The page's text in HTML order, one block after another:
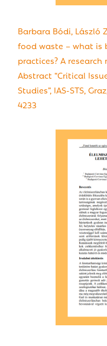
Barbara Bódi, László
food waste – what
practices? A
Abstract “Critical
Studies”, IAS-STS,
4233